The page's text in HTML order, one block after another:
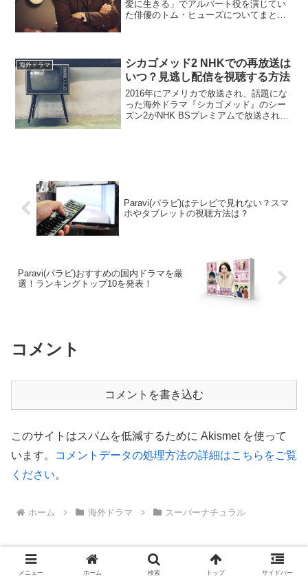
愛に生きる」でアルバート役を演じてい
た俳優のトム・ヒューズについてまとめ
などのプライベートな情...
海外ドラマ
シカゴメッド2 NHKでの再放送は
いつ？見逃し配信を視聴する方法
2016年にアメリカで放送され、話題にな
った海外ドラマ『シカゴメッド』のシー
ズン2がNHK BSプレミアムで放送される
Paravi(パラビ)はテレビで見れない？スマ
ホやタブレットの視聴方法は？
Paravi(パラビ)おすすめの国内ドラマを厳
選！ランキングトップ10を発表！
コメント
コメントを書き込む
このサイトはスパムを低減するために Akismet を使って
います。
コメントデータの処理方法の詳細はこちらをご覧
ください。
ホーム 海外ドラマ スーパーナチュラル
カテゴリー
メニュー ホーム 検索 トップ サイドバー